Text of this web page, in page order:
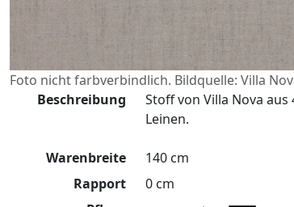
Foto nicht farbverbindlich. Bildquelle: Villa
Beschreibung
Stoff von Villa Nova aus
Leinen.
Warenbreite
140 cm
Rapport
0 cm